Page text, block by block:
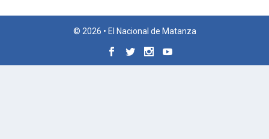
© 2026 • El Nacional de Matanza